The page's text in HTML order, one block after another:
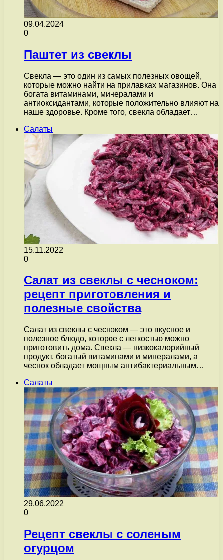
09.04.2024
0
Паштет из свеклы
Свекла — это один из самых полезных овощей,
которые можно найти на прилавках магазинов. Она
богата витаминами, минералами и
антиоксидантами, которые положительно влияют на
наше здоровье. Кроме того, свекла обладает…
Салаты
15.11.2022
0
Салат из свеклы с чесноком:
рецепт приготовления и
полезные свойства
Салат из свеклы с чесноком — это вкусное и
полезное блюдо, которое с легкостью можно
приготовить дома. Свекла — низкокалорийный
продукт, богатый витаминами и минералами, а
чеснок обладает мощным антибактериальным…
Салаты
29.06.2022
0
Рецепт свеклы с соленым
огурцом